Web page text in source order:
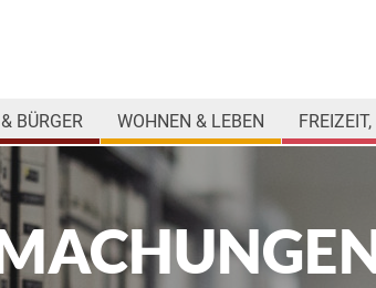
BÜRGER WOHNEN & LEBEN